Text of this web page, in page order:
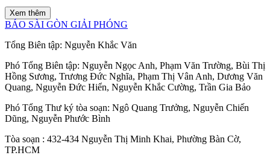
Xem thêm
BÁO SÀI GÒN GIẢI PHÓNG
Tổng Biên tập: Nguyễn Khắc Văn
Phó Tổng Biên tập: Nguyễn Ngọc Anh, Phạm Văn Trường, Bùi Thị
Hồng Sương, Trương Đức Nghĩa, Phạm Thị Vân Anh, Dương Văn
Quang, Nguyễn Đức Hiển, Nguyễn Khắc Cường, Trần Gia Bảo
Phó Tổng Thư ký tòa soạn: Ngô Quang Trưởng, Nguyễn Chiến
Dũng, Nguyễn Phước Bình
Tòa soạn : 432-434 Nguyễn Thị Minh Khai, Phường Bàn Cờ,
TP.HCM